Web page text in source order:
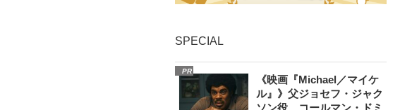
SPECIAL
PR
《映画『Michael／マイケ
ル』》父ジョセフ・ジャク